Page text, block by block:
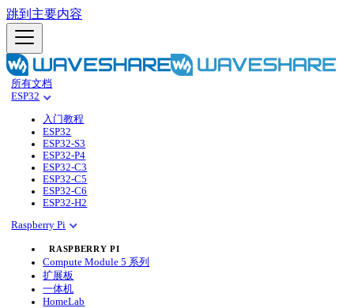
跳到主要内容
所有文档
ESP32
入门教程
ESP32
ESP32-S3
ESP32-P4
ESP32-C3
ESP32-C5
ESP32-C6
ESP32-H2
Raspberry Pi
RASPBERRY PI
Compute Module 5 系列
扩展板
一体机
HomeLab